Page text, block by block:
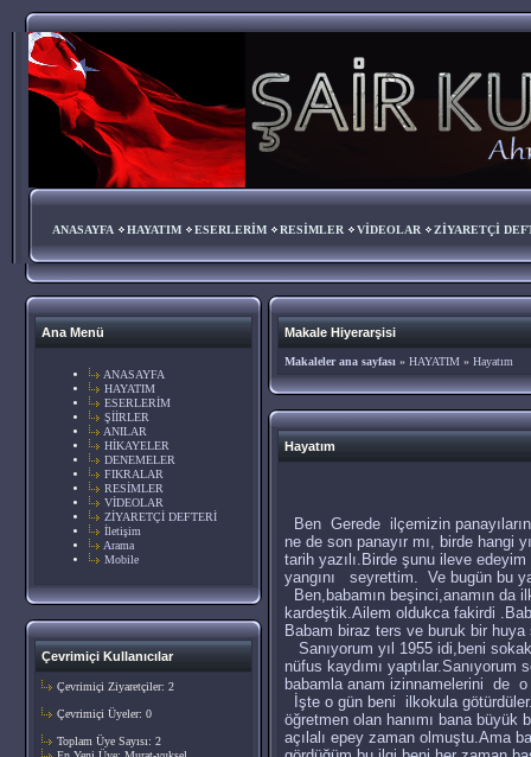
ANASAYFA HAYATIM ESERLERİM RESİMLER VİDEOLAR ZİYARETÇİ
Ana Menü
ANASAYFA
HAYATIM
ESERLERİM
ŞİİRLER
ANILAR
HİKAYELER
DENEMELER
FIKRALAR
RESİMLER
VİDEOLAR
ZİYARETÇİ DEFTERİ
İletişim
Arama
Mobile
Çevrimiçi Kullanıcılar
Çevrimiçi Ziyaretçiler: 2
Çevrimiçi Üyeler: 0
Toplam Üye Sayısı: 2
Makale Hiyerarşisi
Makaleler ana sayfası » HAYATIM » Hayatım
Hayatım
Ben Gerede ilçemizin
ne de son panayır mı, birde
tarih yazılı.Birde şunu ileve edeyim
yangını seyrettim. Ve bugün bu
Ben,babamın beşinci,anamın da
kardeştik.Ailem oldukca fakirdi
Babam biraz ters ve buruk bir
Sanıyorum yıl 1955 idi,beni
nüfus kaydımı
babamla anam izinnamelerini de o
İşte o gün beni ilkokula
öğretmen olan hanımı bana büyük
açılalı epey zaman olmuştu.Ama